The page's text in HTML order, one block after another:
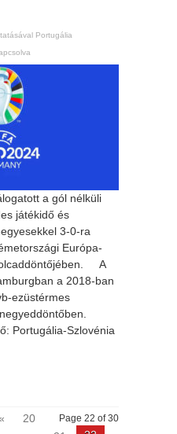
Portugália
a gól nélküli
játékidő és
3-0-ra
Európa-
A
a 2018-ban
ezüstérmes
Portugália-Szlovénia
Page 22 of 30
20